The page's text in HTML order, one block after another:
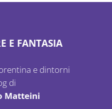
E FANTASIA
e dintorni
di
Matteini